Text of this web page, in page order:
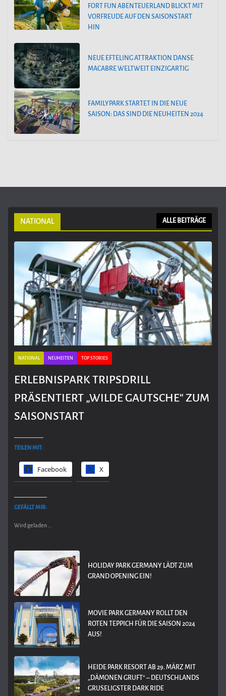
FORT FUN ABENTEUERLAND BLICKT MIT
VORFREUDE AUF DEN SAISONSTART
HIN
NEUE EFTELING ATTRAKTION DANSE
MACABRE WELTWEIT EINZIGARTIG
FAMILYPARK STARTET IN DIE NEUE
SAISON: DAS SIND DIE NEUHEITEN 2024
NATIONAL ALLE BEITRÄGE
NATIONAL NEUHEITEN TOP STORIES
ERLEBNISPARK TRIPSDRILL
PRÄSENTIERT „WILDE GAUTSCHE“ ZUM
SAISONSTART
TEILEN MIT:
Facebook X
GEFÄLLT MIR:
Wird geladen …
HOLIDAY PARK GERMANY LÄDT ZUM
GRAND OPENING EIN!
MOVIE PARK GERMANY ROLLT DEN
ROTEN TEPPICH FÜR DIE SAISON 2024
AUS!
HEIDE PARK RESORT AB 29. MÄRZ MIT
„DÄMONEN GRUFT“ – DEUTSCHLANDS
GRUSELIGSTER DARK RIDE